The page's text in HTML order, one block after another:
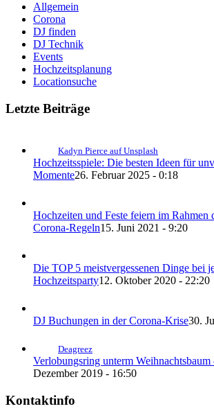
Allgemein
Corona
DJ finden
DJ Technik
Events
Hochzeitsplanung
Locationsuche
Letzte Beiträge
Kadyn Pierce auf Unsplash
Hochzeitsspiele: Die besten Ideen für
Momente26. Februar 2025 - 0:18
Hochzeiten und Feste feiern im Rahmen
Corona-Regeln15. Juni 2021 - 9:20
Die TOP 5 meistvergessenen Dinge bei
Hochzeitsparty12. Oktober 2020 - 22:20
DJ Buchungen in der Corona-Krise30.
Deagreez
Verlobungsring unterm
Dezember 2019 - 16:50
Kontaktinfo